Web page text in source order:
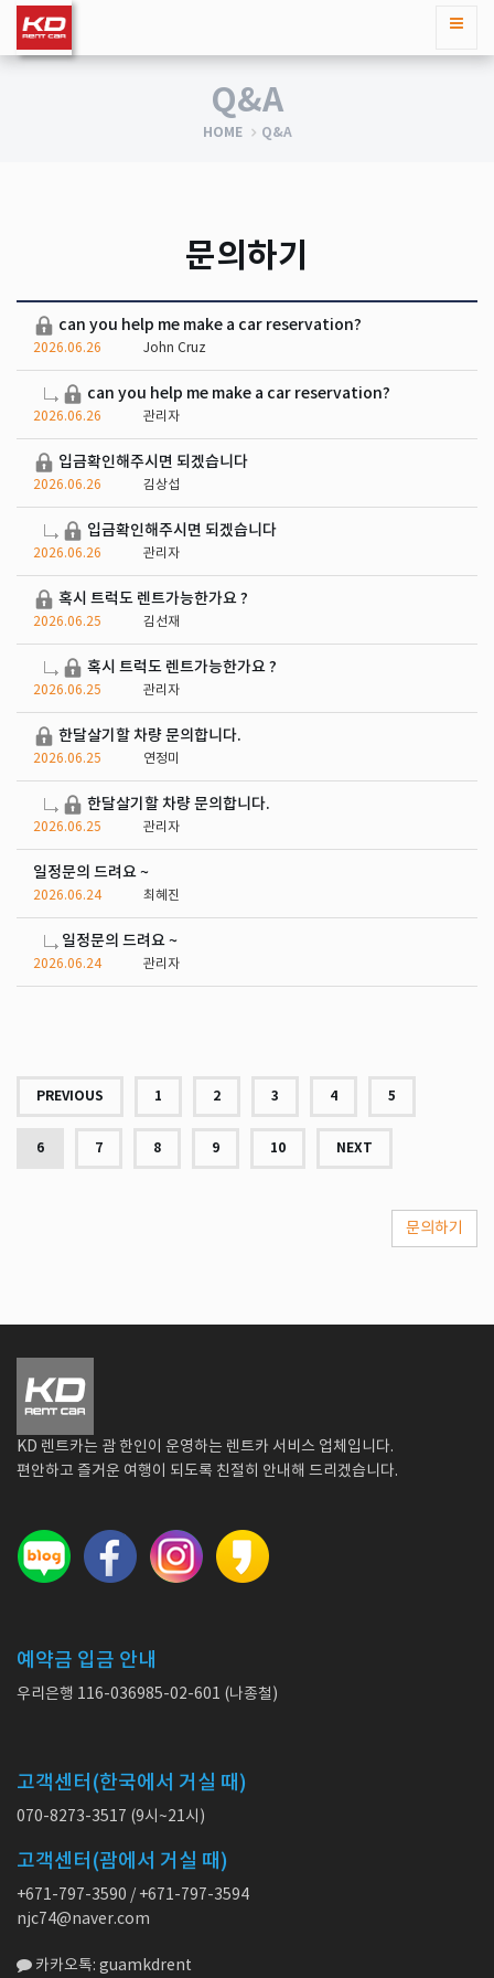
Q&A
HOME Q&A
문의하기
can you help me make a car reservation?
2026.06.26 John Cruz
can you help me make a car reservation?
2026.06.26 관리자
입금확인해주시면 되겠습니다
2026.06.26 김상섭
입금확인해주시면 되겠습니다
2026.06.26 관리자
혹시 트럭도 렌트가능한가요 ?
2026.06.25 김선재
혹시 트럭도 렌트가능한가요 ?
2026.06.25 관리자
한달살기할 차량 문의합니다.
2026.06.25 연정미
한달살기할 차량 문의합니다.
2026.06.25 관리자
일정문의 드려요 ~
2026.06.24 최혜진
일정문의 드려요 ~
2026.06.24 관리자
PREVIOUS 1 2 3 4 5
6 7 8 9 10 NEXT
문의하기
KD 렌트카는 괌 한인이 운영하는 렌트카 서비스 업체입니다.
편안하고 즐거운 여행이 되도록 친절히 안내해 드리겠습니다.
예약금 입금 안내
우리은행 116-036985-02-601 (나종철)
고객센터(한국에서 거실 때)
070-8273-3517 (9시~21시)
고객센터(괌에서 거실 때)
+671-797-3590 / +671-797-3594
njc74@naver.com
카카오톡: guamkdrent